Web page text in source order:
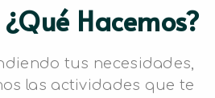
¿Qué Hacemos?
tus necesidades,
las actividades que te